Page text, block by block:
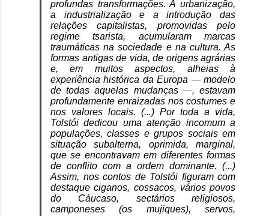
profundas transformações. A urbanização,
a industrialização e a introdução das
relações capitalistas, promovidas pelo
regime tsarista, acumularam marcas
traumáticas na sociedade e na cultura. As
formas antigas de vida, de origens agrárias
e, em muitos aspectos, alheias à
experiência histórica da Europa —modelo
de todas aquelas mudanças —, estavam
profundamente enraizadas nos costumes e
nos valores locais. (...) Por toda a vida,
Tolstói dedicou uma atenção incomum a
populações, classes e grupos sociais em
situação subalterna, oprimida, marginal,
que se encontravam em diferentes formas
de conflito com a ordem dominante. (...)
Assim, nos contos de Tolstói figuram com
destaque ciganos, cossacos, vários povos
do Cáucaso, sectários religiosos,
camponeses (os mujiques), servos,